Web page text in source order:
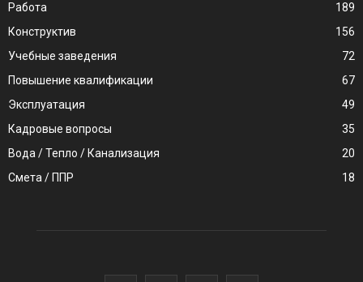
Работа
189
Конструктив
156
Учебные заведения
72
Повышение квалификации
67
Эксплуатация
49
Кадровые вопросы
35
Вода / Тепло / Канализация
20
Смета / ППР
18